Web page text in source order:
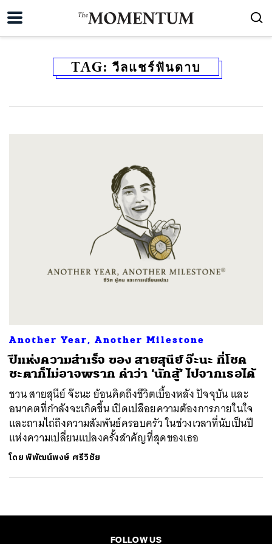
TAG: วีลแชร์ฟันดาบ
Another Year, Another Milestone
ปีแห่งความสำเร็จ ของ สายสุนีย์ จ๊ะนะ ที่โชค
ชะตาก็ไม่อาจพราก คำว่า ‘นักสู้’ ไปจากเธอได้
ชวน สายสุนีย์ จ๊ะนะ ย้อนคิดถึงชีวิตเบื้องหลัง ปัจจุบัน และ
อนาคตที่กำลังจะเกิดขึ้น เปิดเปลือยความต้องการภายในใจ
และถามไถ่ถึงความสัมพันธ์ครอบครัว ในช่วงเวลาที่นับเป็นปี
แห่งความเปลี่ยนแปลงครั้งสำคัญที่สุดของเธอ
โดยพิพัฒน์พงษ์ ศรีวิชัย
FOLLOW US